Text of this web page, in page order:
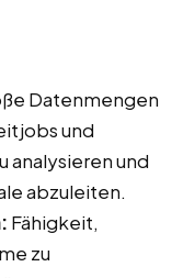
Datenmengen
und
analysieren und
abzuleiten.
Fähigkeit,
zu